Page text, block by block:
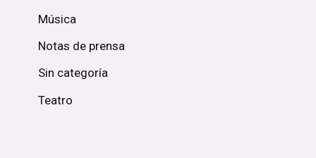
Música
Notas de prensa
Sin categoría
Teatro